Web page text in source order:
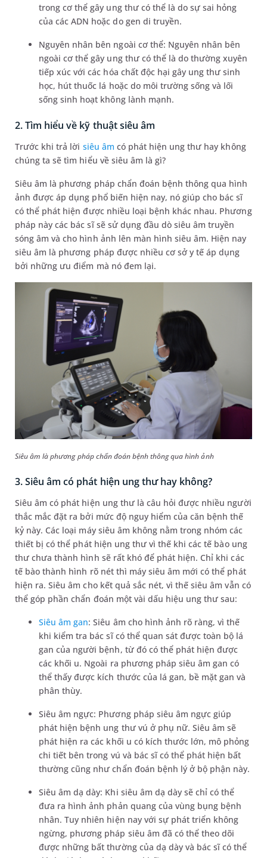
trong cơ thể gây ung thư có thể là do sự sai hỏng
của các ADN hoặc do gen di truyền.
Nguyên nhân bên ngoài cơ thể: Nguyên nhân bên
ngoài cơ thể gây ung thư có thể là do thường xuyên
tiếp xúc với các hóa chất độc hại gây ung thư sinh
học, hút thuốc lá hoặc do môi trường sống và lối
sống sinh hoạt không lành mạnh.
2. Tìm hiểu về kỹ thuật siêu âm
Trước khi trả lời siêu âm có phát hiện ung thư hay không
chúng ta sẽ tìm hiểu về siêu âm là gì?
Siêu âm là phương pháp chẩn đoán bệnh thông qua hình
ảnh được áp dụng phổ biến hiện nay, nó giúp cho bác sĩ
có thể phát hiện được nhiều loại bệnh khác nhau. Phương
pháp này các bác sĩ sẽ sử dụng đầu dò siêu âm truyền
sóng âm và cho hình ảnh lên màn hình siêu âm. Hiện nay
siêu âm là phương pháp được nhiều cơ sở y tế áp dụng
bởi những ưu điểm mà nó đem lại.
Siêu âm là phương pháp chẩn đoán bệnh thông qua hình ảnh
3. Siêu âm có phát hiện ung thư hay không?
Siêu âm có phát hiện ung thư là câu hỏi được nhiều người
thắc mắc đặt ra bởi mức độ nguy hiểm của căn bệnh thế
kỷ này. Các loại máy siêu âm không nằm trong nhóm các
thiết bị có thể phát hiện ung thư vì thế khi các tế bào ung
thư chưa thành hình sẽ rất khó để phát hiện. Chỉ khi các
tế bào thành hình rõ nét thì máy siêu âm mới có thể phát
hiện ra. Siêu âm cho kết quả sắc nét, vì thế siêu âm vẫn có
thể góp phần chẩn đoán một vài dấu hiệu ung thư sau:
Siêu âm gan: Siêu âm cho hình ảnh rõ ràng, vì thế
khi kiểm tra bác sĩ có thể quan sát được toàn bộ lá
gan của người bệnh, từ đó có thể phát hiện được
các khối u. Ngoài ra phương pháp siêu âm gan có
thể thấy được kích thước của lá gan, bề mặt gan và
phân thùy.
Siêu âm ngực: Phương pháp siêu âm ngực giúp
phát hiện bệnh ung thư vú ở phụ nữ. Siêu âm sẽ
phát hiện ra các khối u có kích thước lớn, mô phỏng
chi tiết bên trong vú và bác sĩ có thể phát hiện bất
thường cũng như chẩn đoán bệnh lý ở bộ phận này.
Siêu âm dạ dày: Khi siêu âm dạ dày sẽ chỉ có thể
đưa ra hình ảnh phản quang của vùng bụng bệnh
nhân. Tuy nhiên hiện nay với sự phát triển không
ngừng, phương pháp siêu âm đã có thể theo dõi
được những bất thường của dạ dày và bác sĩ có thể